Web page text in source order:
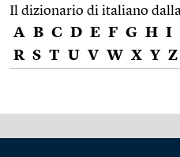
Il dizionario di italiano
A B C D E F G H I
R S T U V W X Y Z